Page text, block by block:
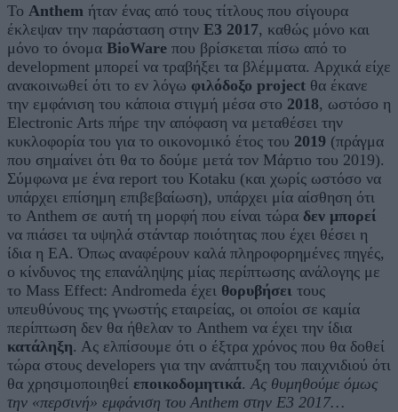
Το Anthem ήταν ένας από τους τίτλους που σίγουρα
έκλεψαν την παράσταση στην E3 2017, καθώς μόνο και
μόνο το όνομα BioWare που βρίσκεται πίσω από το
development μπορεί να τραβήξει τα βλέμματα. Αρχικά είχε
ανακοινωθεί ότι το εν λόγω φιλόδοξο project θα έκανε
την εμφάνιση του κάποια στιγμή μέσα στο 2018, ωστόσο η
Electronic Arts πήρε την απόφαση να μεταθέσει την
κυκλοφορία του για το οικονομικό έτος του 2019 (πράγμα
που σημαίνει ότι θα το δούμε μετά τον Μάρτιο του 2019).
Σύμφωνα με ένα report του Kotaku (και χωρίς ωστόσο να
υπάρχει επίσημη επιβεβαίωση), υπάρχει μία αίσθηση ότι
το Anthem σε αυτή τη μορφή που είναι τώρα δεν μπορεί
να πιάσει τα υψηλά στάνταρ ποιότητας που έχει θέσει η
ίδια η EA. Όπως αναφέρουν καλά πληροφορημένες πηγές,
ο κίνδυνος της επανάληψης μίας περίπτωσης ανάλογης με
το Mass Effect: Andromeda έχει θορυβήσει τους
υπευθύνους της γνωστής εταιρείας, οι οποίοι σε καμία
περίπτωση δεν θα ήθελαν το Anthem να έχει την ίδια
κατάληξη. Ας ελπίσουμε ότι ο έξτρα χρόνος που θα δοθεί
τώρα στους developers για την ανάπτυξη του παιχνιδιού ότι
θα χρησιμοποιηθεί εποικοδομητικά. Ας θυμηθούμε όμως
την «περσινή» εμφάνιση του Anthem στην E3 2017…